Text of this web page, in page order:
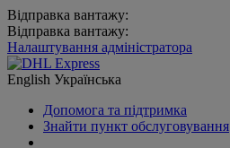
Відправка вантажу:
Відправка вантажу:
Налаштування адміністратора
English Українська
Допомога та підтримка
Знайти пункт обслуговування